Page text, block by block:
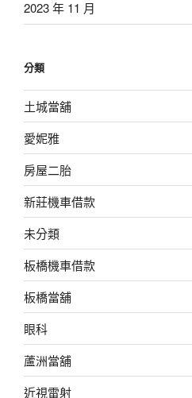
2023 年 11 月
分類
土城當舖
愛妮雅
房屋二胎
新莊機車借款
未分類
板橋機車借款
板橋當舖
眼科
蘆洲當舖
近視雷射